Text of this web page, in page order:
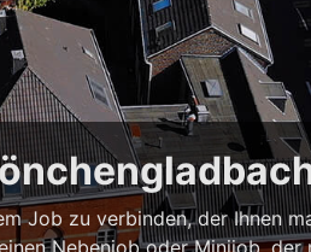
Job zu verbinden, der Ihnen